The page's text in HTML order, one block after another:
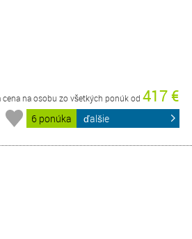
cena na osobu zo všetkých ponúk od 417 €
6 ponúka ďalšie